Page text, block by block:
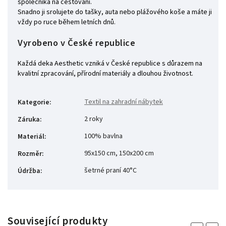
Snadno ji srolujete do tašky, auta nebo plážového koše a máte ji
vždy po ruce během letních dnů.
Vyrobeno v České republice
Každá deka Aesthetic vzniká v České republice s důrazem na
kvalitní zpracování, přírodní materiály a dlouhou životnost.
Kategorie:
Textil na zahradní nábytek
Záruka:
2 roky
Materiál:
100% bavlna
Rozměr:
95x150 cm, 150x200 cm
Údržba: šetrné praní 40°C
Související produkty